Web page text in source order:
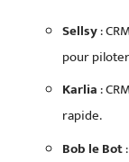
Sellsy:
pour
Karlia:
rapide.
Bob le Bot